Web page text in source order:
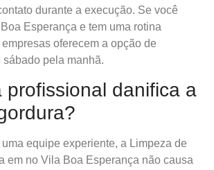
durante a execução. Se você
Esperança e tem uma rotina
oferecem a opção de
pela manhã.
profissional danifica a
equipe experiente, a Limpeza de
em no Vila Boa Esperança não causa